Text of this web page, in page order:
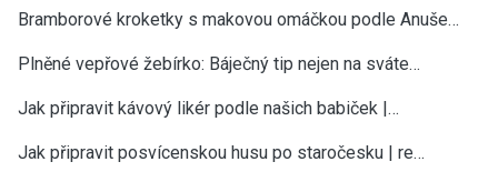
Bramborové kroketky s makovou omáčkou podle Anuše…
Plněné vepřové žebírko: Báječný tip nejen na sváte…
Jak připravit kávový likér podle našich babiček |…
Jak připravit posvícenskou husu po staročesku | re…